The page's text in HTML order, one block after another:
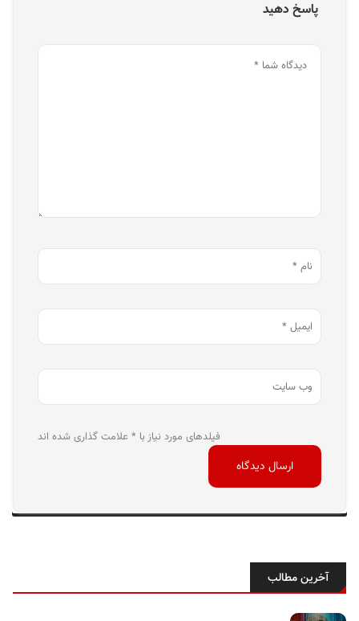
پاسخ دهید
فیلدهای مورد نیاز با * علامت گذاری شده اند
آخرین مطالب